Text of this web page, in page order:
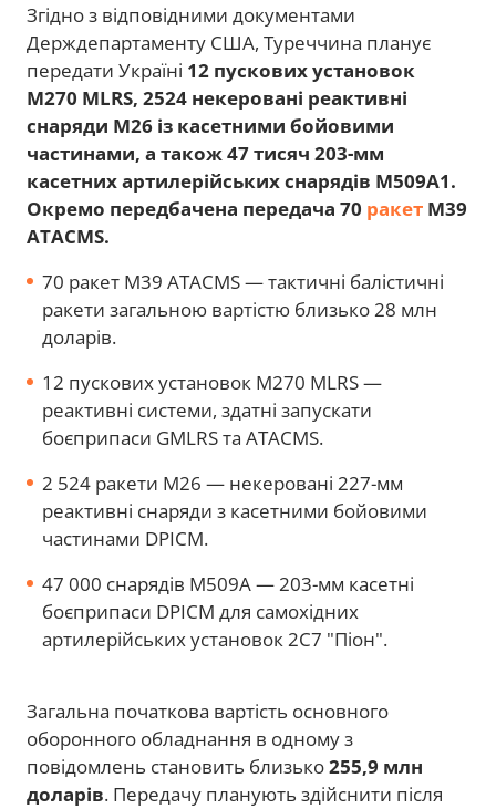
Згідно з відповідними документами
Держдепартаменту США, Туреччина планує
передати Україні 12 пускових установок
M270 MLRS, 2524 некеровані реактивні
снаряди M26 із касетними бойовими
частинами, а також 47 тисяч 203-мм
касетних артилерійських снарядів M509A1.
Окремо передбачена передача 70 ракет M39
ATACMS.
70 ракет M39 ATACMS — тактичні балістичні
ракети загальною вартістю близько 28 млн
доларів.
12 пускових установок M270 MLRS —
реактивні системи, здатні запускати
боєприпаси GMLRS та ATACMS.
2 524 ракети M26 — некеровані 227-мм
реактивні снаряди з касетними бойовими
частинами DPICM.
47 000 снарядів M509A — 203-мм касетні
боєприпаси DPICM для самохідних
артилерійських установок 2С7 "Піон".
Загальна початкова вартість основного
оборонного обладнання в одному з
повідомлень становить близько255,9 млн
доларів. Передачу планують здійснити після